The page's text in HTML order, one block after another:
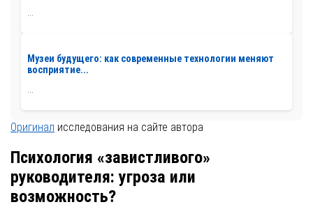
...
Музеи будущего: как современные технологии меняют
восприятие...
Оригинал исследования на сайте автора
Психология «завистливого»
руководителя: угроза или
возможность?